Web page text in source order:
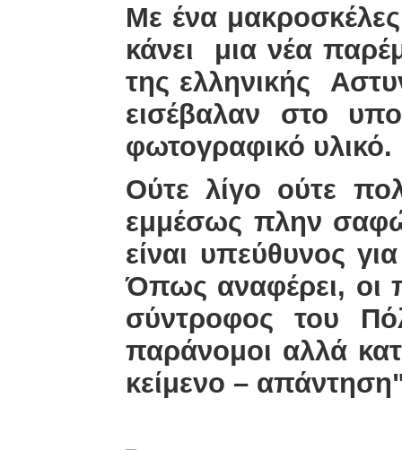
Με ένα
κάνει μια νέα
της ελληνικής
εισέβαλαν στο
φωτογραφικό υλικό.
Ούτε λίγο ούτε
εμμέσως πλην
είναι υπεύθυνος
Όπως αναφέρει, οι
σύντροφος του
παράνομοι αλλά
κείμενο –